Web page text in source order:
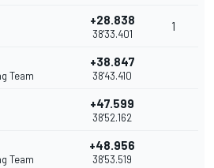
+28.838
38'33.401
1
Team
+38.847
38'43.410
+47.599
38'52.162
Team
+48.956
38'53.519